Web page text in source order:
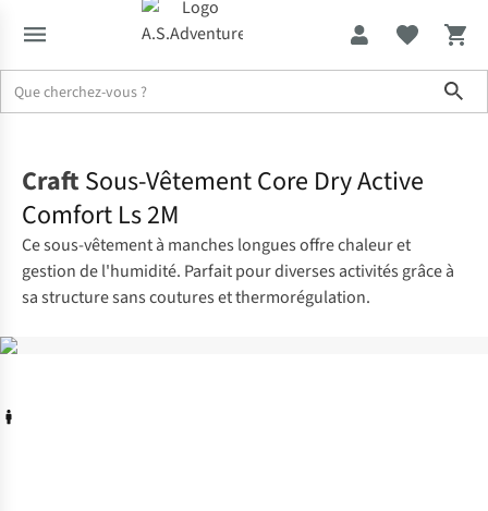
Craft Sous-Vêtement Core Dry Active
Comfort Ls 2M
Ce sous-vêtement à manches longues offre chaleur et
gestion de l'humidité. Parfait pour diverses activités grâce à
sa structure sans coutures et thermorégulation.